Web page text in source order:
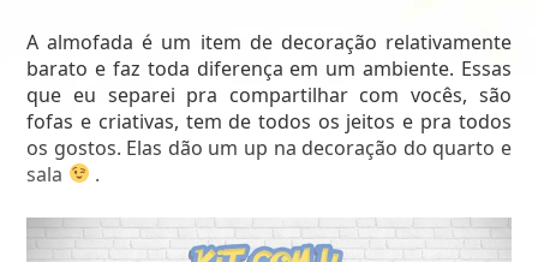
A almofada é um item de decoração relativamente
barato e faz toda diferença em um ambiente. Essas
que eu separei pra compartilhar com vocês, são
fofas e criativas, tem de todos os jeitos e pra todos
os gostos. Elas dão um up na decoração do quarto e
sala
.